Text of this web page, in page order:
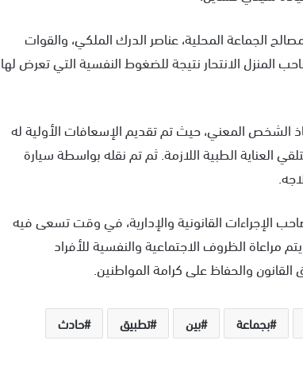
الجماعة المحلية، عناصر الدرك الملكي، والقوات
الانتحار نتيجة للضغوط النفسية التي تعرض لها
الشخص المعني، حيث تم تقديم الإسعافات الأولية له
الطبية اللازمة. ثم تم نقله بواسطة سيارة
الإجراءات القانونية والإدارية، في وقت تسعى فيه
الظروف الاجتماعية والنفسية للأفراد
والحفاظ على كرامة المواطنين.
بجماعة بين تطبيق
حادث